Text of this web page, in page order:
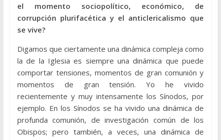
el momento sociopolítico, económico, de
corrupción plurifacética y el anticlericalismo que
se vive?
Digamos que ciertamente una dinámica compleja como
la de la Iglesia es siempre una dinámica que puede
comportar tensiones, momentos de gran comunión y
momentos de gran tensión. Yo he vivido
recientemente y muy intensamente los Sínodos, por
ejemplo. En los Sínodos se ha vivido una dinámica de
profunda comunión, de investigación común de los
Obispos; pero también, a veces, una dinámica de